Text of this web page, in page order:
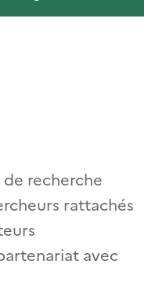
recherche
rattachés
avec